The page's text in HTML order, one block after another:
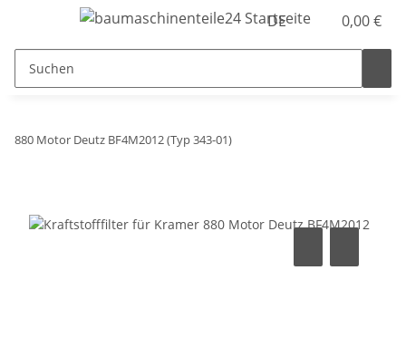
DE 0,00 €
880 Motor Deutz BF4M2012 (Typ 343-01)